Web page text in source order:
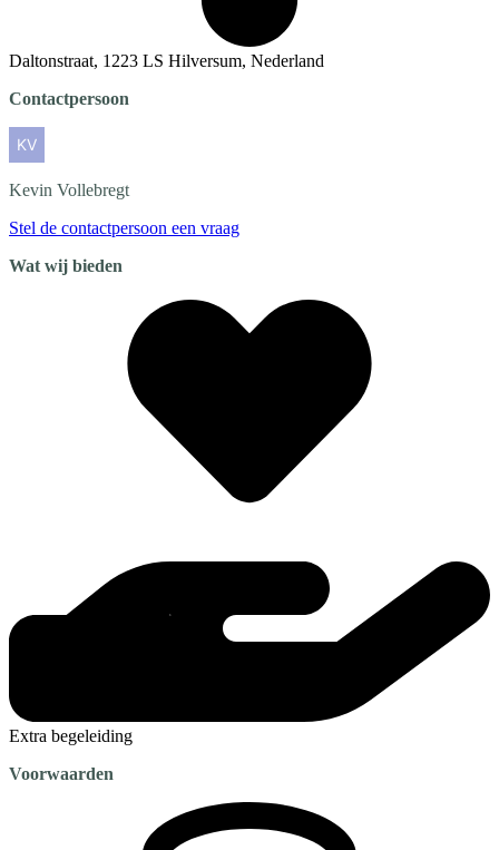
Daltonstraat, 1223 LS Hilversum, Nederland
Contactpersoon
Kevin Vollebregt
Stel de contactpersoon een vraag
Wat wij bieden
Extra begeleiding
Voorwaarden